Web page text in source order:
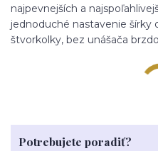
najpevnejších a
jednoduché nastavenie šírky
štvorkolky, bez unášača
Potrebujete poradiť?